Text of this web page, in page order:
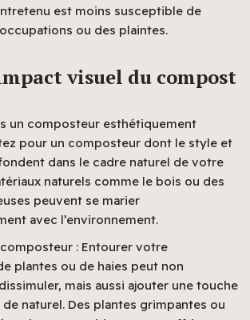
est moins susceptible de
ou des plaintes.
visuel du compost
un composteur esthétiquement
pour un composteur dont le style et
dans le cadre naturel de votre
naturels comme le bois ou des
peuvent se marier
avec l’environnement.
: Entourer votre
plantes ou de haies peut non
mais aussi ajouter une touche
naturel. Des plantes grimpantes ou